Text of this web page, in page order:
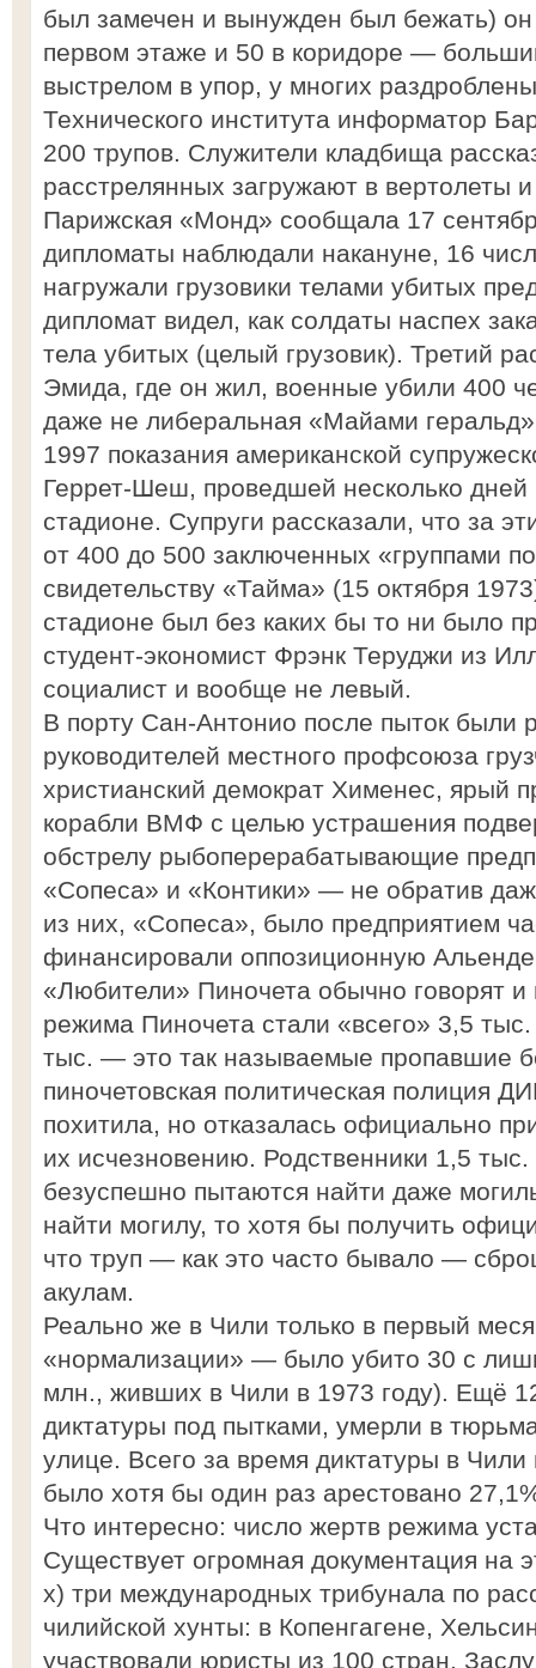
был замечен и вынужден был бежать) он
первом этаже и 50 в коридоре —
выстрелом в упор, у многих
Технического института информатор
200 трупов. Служители кладбища
расстрелянных загружают в вертолеты
Парижская «Монд» сообщала 17
дипломаты наблюдали накануне, 16
нагружали грузовики телами убитых
дипломат видел, как солдаты наспех
тела убитых (целый грузовик). Третий
Эмида, где он жил, военные убили 400
даже не либеральная «Майами
1997 показания американской
Геррет-Шеш, проведшей несколько
стадионе. Супруги рассказали, что за
от 400 до 500 заключенных «группами
свидетельству «Тайма» (15 октября
стадионе был без каких бы то ни было
студент-экономист Фрэнк Теруджи из
социалист и вообще не левый.
В порту Сан-Антонио после пыток были
руководителей местного профсоюза
христианский демократ Хименес, ярый
корабли ВМФ с целью устрашения
обстрелу рыбоперерабатывающие
«Сопеса» и «Контики» — не обратив
из них, «Сопеса», было предприятием
финансировали оппозиционную Альенде
«Любители» Пиночета обычно говорят
режима Пиночета стали «всего» 3,5
тыс. — это так называемые пропавшие
пиночетовская политическая полиция
похитила, но отказалась официально
их исчезновению. Родственники 1,5
безуспешно пытаются найти даже
найти могилу, то хотя бы получить
что труп — как это часто бывало —
акулам.
Реально же в Чили только в первый
«нормализации» — было убито 30 с
млн., живших в Чили в 1973 году). Ещё
диктатуры под пытками, умерли в
улице. Всего за время диктатуры в
было хотя бы один раз арестовано
Что интересно: число жертв режима
Существует огромная документация на
х) три международных трибунала по
чилийской хунты: в Копенгагене,
участвовали юристы из 100 стран.